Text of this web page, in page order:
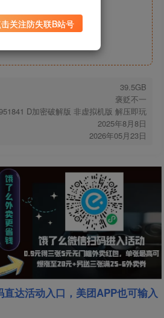
一解压密码：sygu.cc
39.5GB
褒贬不一
D加密破解版 非虚拟机版 解压即玩
2025年8月8日
2026年05月23日
达活动入口，美团APP也可输入
击关注防失联B站号